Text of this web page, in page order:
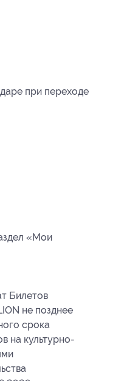
при переходе
«Мои
Билетов
не позднее
срока
на культурно-